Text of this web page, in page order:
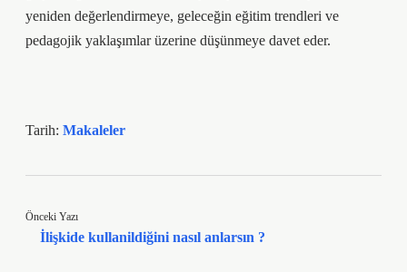
yeniden değerlendirmeye, geleceğin eğitim trendleri ve
pedagojik yaklaşımlar üzerine düşünmeye davet eder.
Tarih: Makaleler
Önceki Yazı
İlişkide kullanildiğini nasıl anlarsın ?